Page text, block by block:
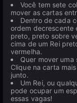
Você tem sete
mover as cartas
Dentro de cada
ordem decrescente
preto, preto sobre
cima de um Rei
vermelha.
Quer mover uma
Clique na carta
junto.
Um Rei, ou
pode ocupar um
essas vagas!